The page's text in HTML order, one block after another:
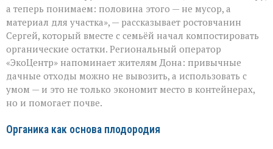
к
пользе:
как
превратить
отходы
в
ресурс
а теперь понимаем: половина этого — не мусор, а
материал для участка», — рассказывает ростовчанин
Сергей, который вместе с семьёй начал компостировать
органические остатки. Региональный оператор
«ЭкоЦентр» напоминает жителям Дона: привычные
дачные отходы можно не вывозить, а использовать с
умом — и это не только экономит место в контейнерах,
но и помогает почве.
Органика как основа плодородия